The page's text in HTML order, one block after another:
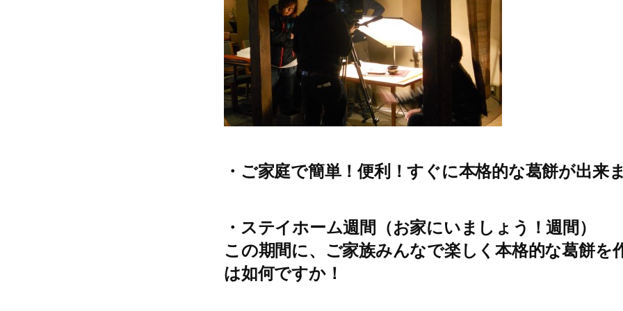
・ご家庭で簡単！便利！すぐに本格的な葛餅が出来
・ステイホーム週間（お家にいましょう！週間）
この期間に、ご家族みんなで楽しく本格的な葛餅を
は如何ですか！